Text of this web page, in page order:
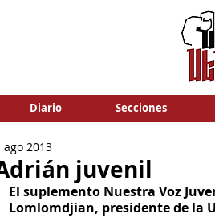
Diario Secciones
juvenil
ago 2013
El suplemento Nuestra Voz
Lomlomdjian, presidente de la